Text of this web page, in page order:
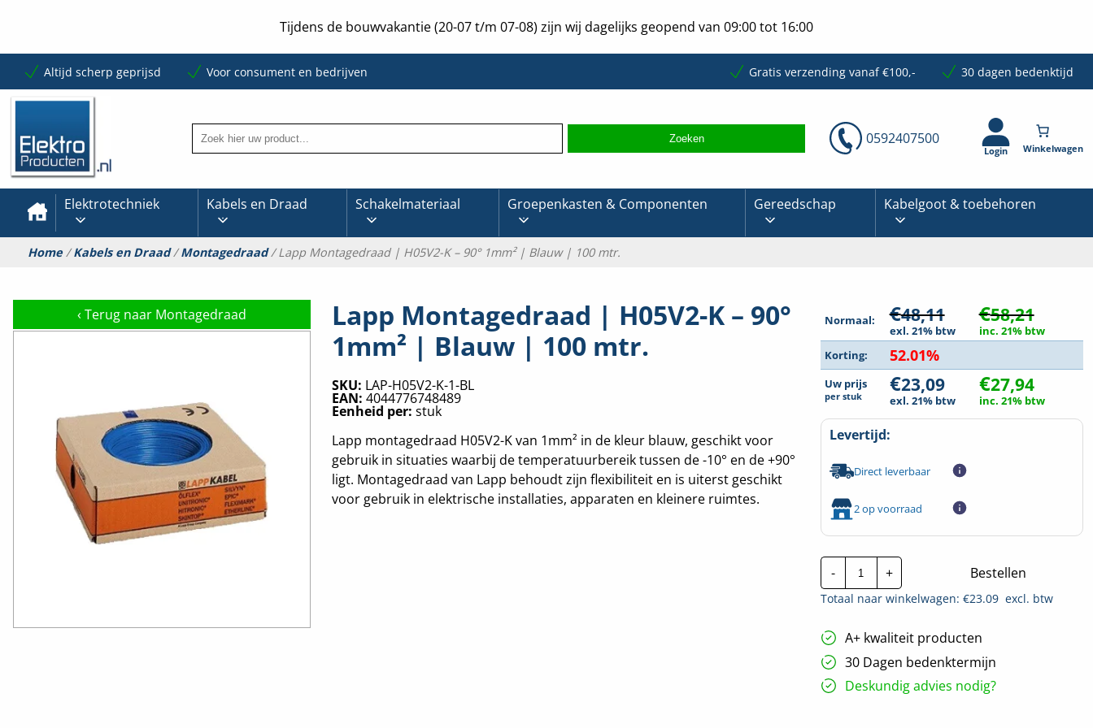
Tijdens de bouwvakantie (20-07 t/m 07-08) zijn wij dagelijks geopend van 09:00 tot 16:00
Altijd scherp geprijsd Voor consument en bedrijven Gratis verzending vanaf €100,- 30 dagen bedenktijd
0592407500
Login
Elektrotechniek Kabels en Draad Schakelmateriaal Groepenkasten & Componenten Gereedschap Kabelgoot & toebehoren
Home/Kabels en Draad/Montagedraad/ Lapp Montagedraad | H05V2-K – 90° 1mm² | Blauw | 100 mtr.
‹ Terug naar Montagedraad
Lapp Montagedraad | H05V2-K – 90°
1mm² | Blauw | 100 mtr.
SKU: LAP-H05V2-K-1-BL
EAN: 4044776748489
Eenheid per: stuk
Lapp montagedraad H05V2-K van 1mm² in de kleur blauw, geschikt voor
gebruik in situaties waarbij de temperatuurbereik tussen de -10° en de +90°
ligt. Montagedraad van Lapp behoudt zijn flexibiliteit en is uiterst geschikt
voor gebruik in elektrische installaties, apparaten en kleinere ruimtes.
Normaal: €48,11
exl. 21% btw
€58,21
inc. 21% btw
Korting:
52.01%
Uw prijs
per stuk €23,09
exl. 21% btw
€27,94
inc. 21% btw
Levertijd:
Direct leverbaar
2 op voorraad
-
Lapp
Montagedraad
|
H05V2-
90°
1mm²
|
Blauw
|
+ Bestellen
Totaal naar winkelwagen: €23.09excl. btw
A+ kwaliteit producten
30 Dagen bedenktermijn
Deskundig advies nodig?